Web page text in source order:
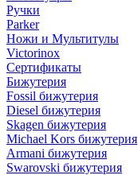
Ручки
Parker
Ножи и Мультитулы
Victorinox
Сертификаты
Бижутерия
Fossil бижутерия
Diesel бижутерия
Skagen бижутерия
Michael Kors бижутерия
Armani бижутерия
Swarovski бижутерия